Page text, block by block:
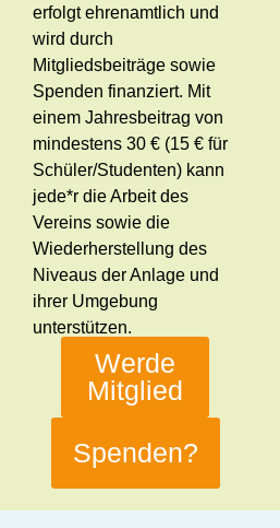
erfolgt ehrenamtlich und
wird durch
Mitgliedsbeiträge sowie
Spenden finanziert. Mit
einem Jahresbeitrag von
mindestens 30 € (15 € für
Schüler/Studenten) kann
jede*r die Arbeit des
Vereins sowie die
Wiederherstellung des
Niveaus der Anlage und
ihrer Umgebung
unterstützen.
Werde
Mitglied
Spenden?